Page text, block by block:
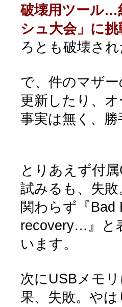
破壊用ツール…
シュ大会」に挑
ろとも破壊さ
で、件のマザ
更新したり、
事実は無く、
とりあえず付
試みるも、失
関わらず『Bad
recovery…』と
います。
次にUSBメモ
果、失敗。や